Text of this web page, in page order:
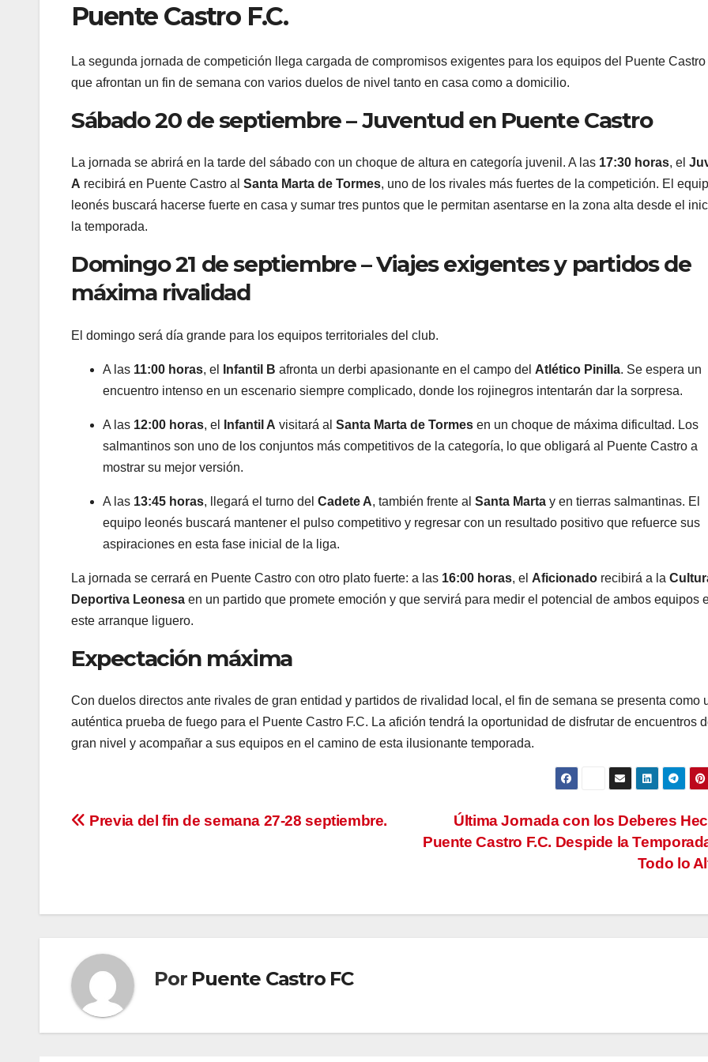
Puente Castro F.C.
La segunda jornada de competición llega cargada de compromisos exigentes para los equipos del Puente Castro
que afrontan un fin de semana con varios duelos de nivel tanto en casa como a domicilio.
Sábado 20 de septiembre – Juventud en Puente Castro
La jornada se abrirá en la tarde del sábado con un choque de altura en categoría juvenil. A las 17:30 horas, el
A recibirá en Puente Castro al Santa Marta de Tormes, uno de los rivales más fuertes de la competición. El
leonés buscará hacerse fuerte en casa y sumar tres puntos que le permitan asentarse en la zona alta desde el
la temporada.
Domingo 21 de septiembre – Viajes exigentes y partidos de
máxima rivalidad
El domingo será día grande para los equipos territoriales del club.
A las 11:00 horas, el Infantil B afronta un derbi apasionante en el campo del Atlético Pinilla. Se espera un
encuentro intenso en un escenario siempre complicado, donde los rojinegros intentarán dar la sorpresa.
A las 12:00 horas, el Infantil A visitará al Santa Marta de Tormes en un choque de máxima dificultad. Los
salmantinos son uno de los conjuntos más competitivos de la categoría, lo que obligará al Puente Castro a
mostrar su mejor versión.
A las 13:45 horas, llegará el turno del Cadete A, también frente al Santa Marta y en tierras salmantinas. El
equipo leonés buscará mantener el pulso competitivo y regresar con un resultado positivo que refuerce sus
aspiraciones en esta fase inicial de la liga.
La jornada se cerrará en Puente Castro con otro plato fuerte: a las 16:00 horas, el Aficionado recibirá a la
Deportiva Leonesa en un partido que promete emoción y que servirá para medir el potencial de ambos equipos
este arranque liguero.
Expectación máxima
Con duelos directos ante rivales de gran entidad y partidos de rivalidad local, el fin de semana se presenta como
auténtica prueba de fuego para el Puente Castro F.C. La afición tendrá la oportunidad de disfrutar de encuentros
gran nivel y acompañar a sus equipos en el camino de esta ilusionante temporada.
Navegación
Última Jornada con los Deberes
Puente Castro F.C. Despide la
Todo lo
Previa del fin de semana 27-28 septiembre.
Por Puente Castro FC